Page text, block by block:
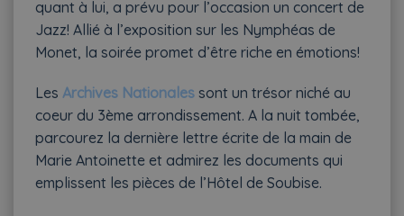
quant à lui, a prévu pour l’occasion un concert de
Jazz! Allié à l’exposition sur les Nymphéas de
Monet, la soirée promet d’être riche en émotions!
Les Archives Nationales sont un trésor niché au
coeur du 3ème arrondissement. A la nuit tombée,
parcourez la dernière lettre écrite de la main de
Marie Antoinette et admirez les documents qui
emplissent les pièces de l’Hôtel de Soubise.